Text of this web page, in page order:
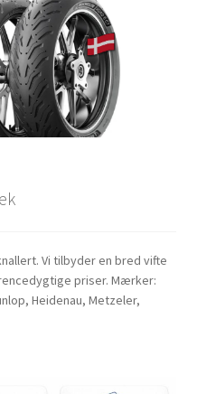
Vi tilbyder en bred vifte
priser. Mærker:
Heidenau, Metzeler,